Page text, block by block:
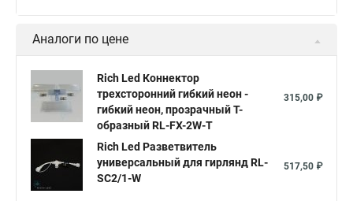
Аналоги по цене
Rich Led Коннектор
трехсторонний гибкий неон -
гибкий неон, прозрачный T-
образный RL-FX-2W-T
315,00 ₽
Rich Led Разветвитель
универсальный для гирлянд RL-
SC2/1-W
517,50 ₽